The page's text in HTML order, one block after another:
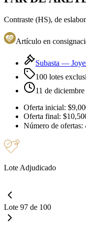
Contraste (HS), de
Artículo en
Subasta —
100 lotes
11 de
Oferta inicial:
Oferta final:
Número de ofertas:
Lote Adjudicado
Lote 97 de 100